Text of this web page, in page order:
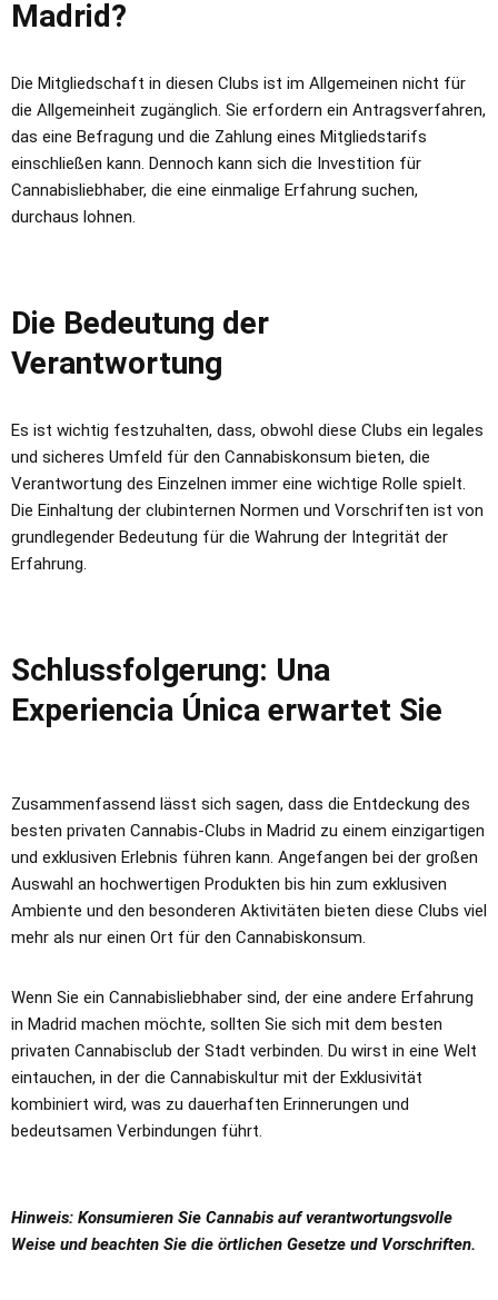
Madrid?
Die Mitgliedschaft in diesen Clubs ist im Allgemeinen nicht für
die Allgemeinheit zugänglich. Sie erfordern ein Antragsverfahren,
das eine Befragung und die Zahlung eines Mitgliedstarifs
einschließen kann. Dennoch kann sich die Investition für
Cannabisliebhaber, die eine einmalige Erfahrung suchen,
durchaus lohnen.
Die Bedeutung der
Verantwortung
Es ist wichtig festzuhalten, dass, obwohl diese Clubs ein legales
und sicheres Umfeld für den Cannabiskonsum bieten, die
Verantwortung des Einzelnen immer eine wichtige Rolle spielt.
Die Einhaltung der clubinternen Normen und Vorschriften ist von
grundlegender Bedeutung für die Wahrung der Integrität der
Erfahrung.
Schlussfolgerung: Una
Experiencia Única erwartet Sie
Zusammenfassend lässt sich sagen, dass die Entdeckung des
besten privaten Cannabis-Clubs in Madrid zu einem einzigartigen
und exklusiven Erlebnis führen kann. Angefangen bei der großen
Auswahl an hochwertigen Produkten bis hin zum exklusiven
Ambiente und den besonderen Aktivitäten bieten diese Clubs viel
mehr als nur einen Ort für den Cannabiskonsum.
Wenn Sie ein Cannabisliebhaber sind, der eine andere Erfahrung
in Madrid machen möchte, sollten Sie sich mit dem besten
privaten Cannabisclub der Stadt verbinden. Du wirst in eine Welt
eintauchen, in der die Cannabiskultur mit der Exklusivität
kombiniert wird, was zu dauerhaften Erinnerungen und
bedeutsamen Verbindungen führt.
Hinweis: Konsumieren Sie Cannabis auf verantwortungsvolle
Weise und beachten Sie die örtlichen Gesetze und Vorschriften.